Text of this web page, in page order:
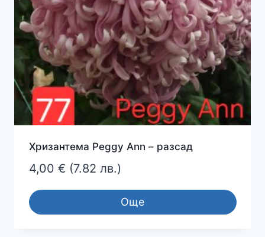
Хризантема Peggy Ann – разсад
4,00 € (7.82 лв.)
Още